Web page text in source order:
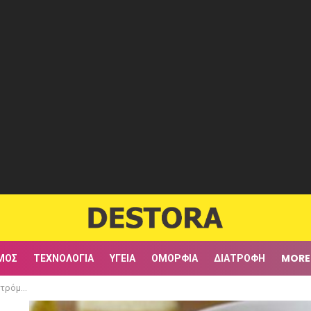
ΤΕΧΝΟΛΟΓΊΑ ΥΓΕΊΑ ΟΜΟΡΦΙΆ ΔΙΑΤΡΟΦΉ MORE
10 μέρες